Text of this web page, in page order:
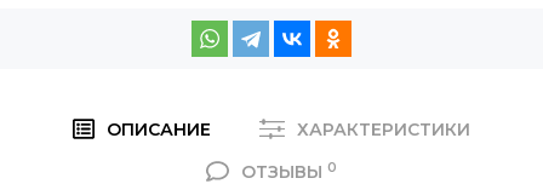
ОПИСАНИЕ
ХАРАКТЕРИСТИКИ
ОТЗЫВЫ 0